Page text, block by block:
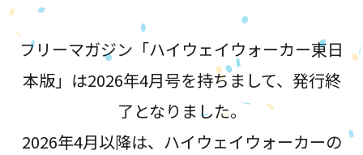
フリーマガジン「ハイウェイウォーカー東日
本版」は2026年4月号を持ちまして、発行終
了となりました。
2026年4月以降は、ハイウェイウォーカーの